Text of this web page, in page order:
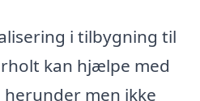
i tilbygning til
kan hjælpe med
men ikke